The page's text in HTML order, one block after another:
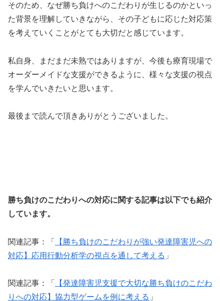
そのため、なぜ勝ち負けへのこだわりが生じるのかといっ
た背景を理解していきながら、その子どもに応じた対応策
を考えていくことがとても大切だと感じています。
私自身、まだまだ未熟ではありますが、今後も療育現場で
オーダーメイドな支援ができるように、様々な支援の視点
を学んでいきたいと思います。
最後まで読んで頂きありがとうございました。
勝ち負けのこだわりへの対応に関する記事は以下でも紹介
しています。
関連記事：「
【勝ち負けのこだわりが強い発達障害児への
対応】応用行動分析学の視点を通して考える 」
関連記事：「
【発達障害児支援で大切な勝ち負けのこだわ
りへの対応】協力型ゲームを例に考える 」